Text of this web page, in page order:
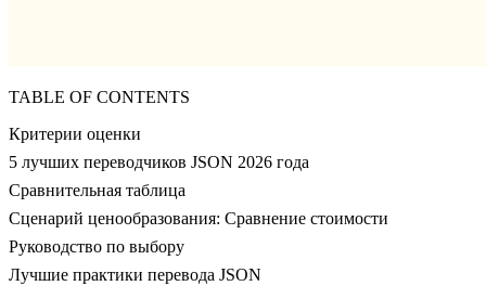
TABLE OF CONTENTS
Критерии оценки
5 лучших переводчиков JSON 2026 года
Сравнительная таблица
Сценарий ценообразования: Сравнение стоимости
Руководство по выбору
Лучшие практики перевода JSON